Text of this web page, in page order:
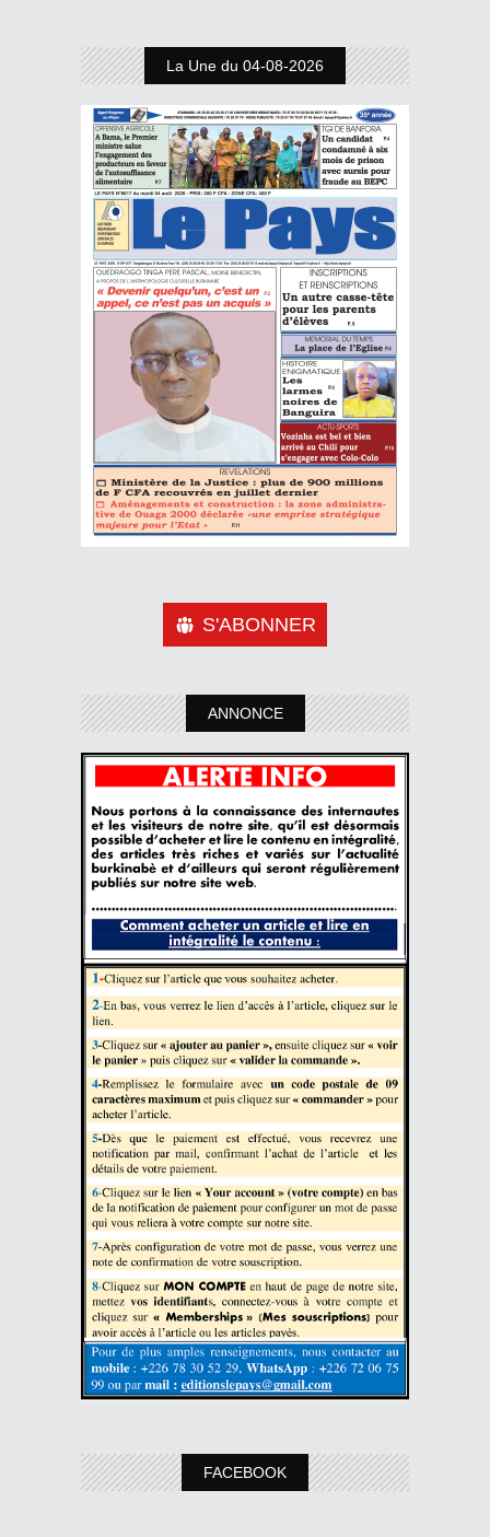
La Une du 04-08-2026
S'ABONNER
ANNONCE
FACEBOOK